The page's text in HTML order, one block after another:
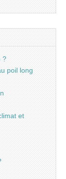
?
poil long
et